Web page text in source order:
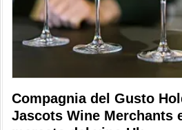
Compagnia del Gusto
Jascots Wine Merchants